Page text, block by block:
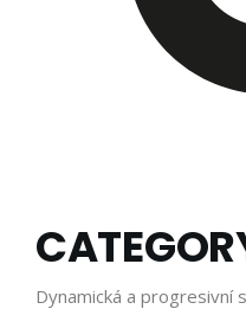
Dynamická a progresivní